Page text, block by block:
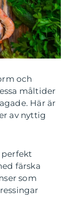
och
måltider
Här är
av nyttig
perfekt
färska
som